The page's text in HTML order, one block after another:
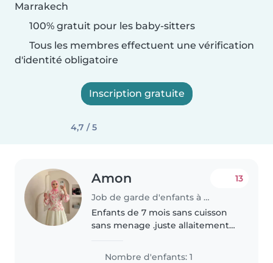
Marrakech
100% gratuit pour les baby-sitters
Tous les membres effectuent une vérification
d'identité obligatoire
Inscription gratuite
4,7 / 5
Amon
Job de garde d'enfants à Marrakech
13
Enfants de 7 mois sans cuisson
sans menage .juste allaitement
Nombre d'enfants: 1